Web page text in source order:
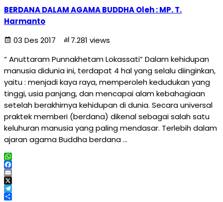
BERDANA DALAM AGAMA BUDDHA Oleh : MP. T.
Harmanto
03 Des 2017
7.281 views
“ Anuttaram Punnakhetam Lokassati” Dalam kehidupan
manusia didunia ini, terdapat 4 hal yang selalu diinginkan,
yaitu : menjadi kaya raya, memperoleh kedudukan yang
tinggi, usia panjang, dan mencapai alam kebahagiaan
setelah berakhirnya kehidupan di dunia. Secara universal
praktek memberi (berdana) dikenal sebagai salah satu
keluhuran manusia yang paling mendasar. Terlebih dalam
ajaran agama Buddha berdana …
WhatsApp
Facebook
Email
X
Telegram